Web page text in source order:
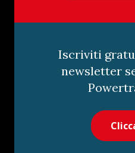
Iscriviti
newsletter